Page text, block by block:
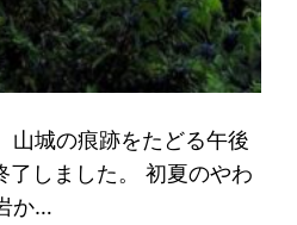
山城の痕跡をたどる午後
了しました。 初夏のやわ
か…